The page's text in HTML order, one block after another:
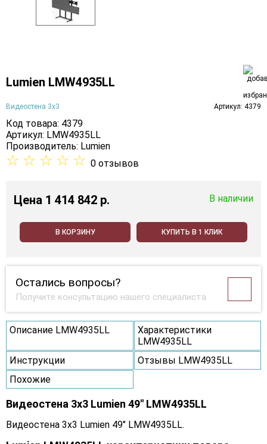
Lumien LMW4935LL
Видеостена 3х3 Артикул: 4379
Код товара: 4379
Артикул: LMW4935LL
Производитель: Lumien
☆ ☆ ☆ ☆ ☆ 0 отзывов
Цена 1 414 842 p. В наличии
В КОРЗИНУ КУПИТЬ В 1 КЛИК
Остались вопросы?
Получите консультацию нашего специалиста
Описание LMW4935LL
Характеристики
LMW4935LL
Инструкции
Отзывы LMW4935LL
Похожие
Видеостена 3x3 Lumien 49" LMW4935LL
Видеостена 3x3 Lumien 49" LMW4935LL.